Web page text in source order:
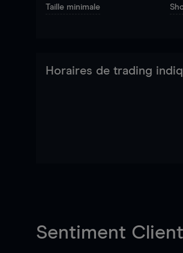
Taille minimale
Horaires de trading
Sentiment